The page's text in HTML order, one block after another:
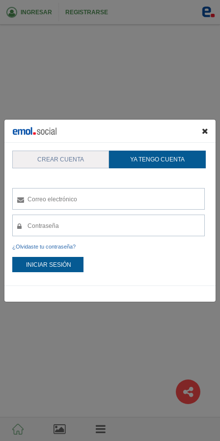
CREAR CUENTA YA TENGO CUENTA
¿Olvidaste tu contraseña?
INICIAR SESIÓN
INGRESAR REGISTRARSE